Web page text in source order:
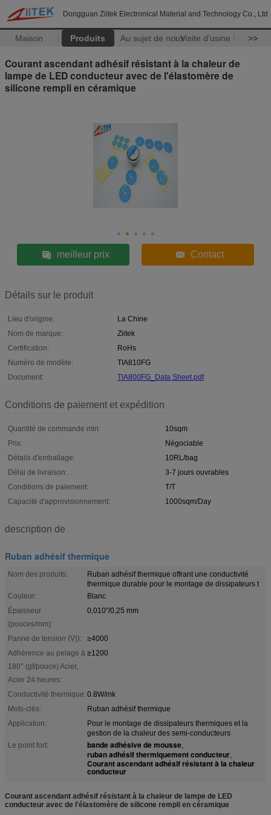
Dongguan Ziitek Electronical Material and Technology Co., Ltd
Maison Produits Au sujet de nousVisite d'usine >>
Courant ascendant adhésif résistant à la chaleur de
lampe de LED conducteur avec de l'élastomère de
silicone rempli en céramique
meilleur prix Contact
Détails sur le produit
Lieu d'origine:
La Chine
Nom de marque:
Ziitek
Certification:
RoHs
Numéro de modèle:
TIA810FG
Document:
TIA800FG_Data Sheet.pdf
Conditions de paiement et expédition
Quantité de commande min:
10sqm
Prix:
Négociable
Détails d'emballage:
10RL/bag
Délai de livraison:
3-7 jours ouvrables
Conditions de paiement:
T/T
Capacité d'approvisionnement:
1000sqm/Day
description de
Ruban adhésif thermique
Nom des produits:
Ruban adhésif thermique offrant une conductivité
thermique durable pour le montage de dissipateurs t
Couleur:
Blanc
Épaisseur
(pouces/mm):
0,010"/0,25 mm
Panne de tension (V)):
≥4000
Adhérence au pelage à
180° (gf/pouce) Acier,
Acier 24 heures:
≥1200
Conductivité thermique: 0.8W/mk
Mots-clés:
Ruban adhésif thermique
Application:
Pour le montage de dissipateurs thermiques et la
gestion de la chaleur des semi-conducteurs
Le point fort:
bande adhésive de mousse,
ruban adhésif thermiquement conducteur,
Courant ascendant adhésif résistant à la chaleur
conducteur
Courant ascendant adhésif résistant à la chaleur de lampe de LED
conducteur avec de l'élastomère de silicone rempli en céramique